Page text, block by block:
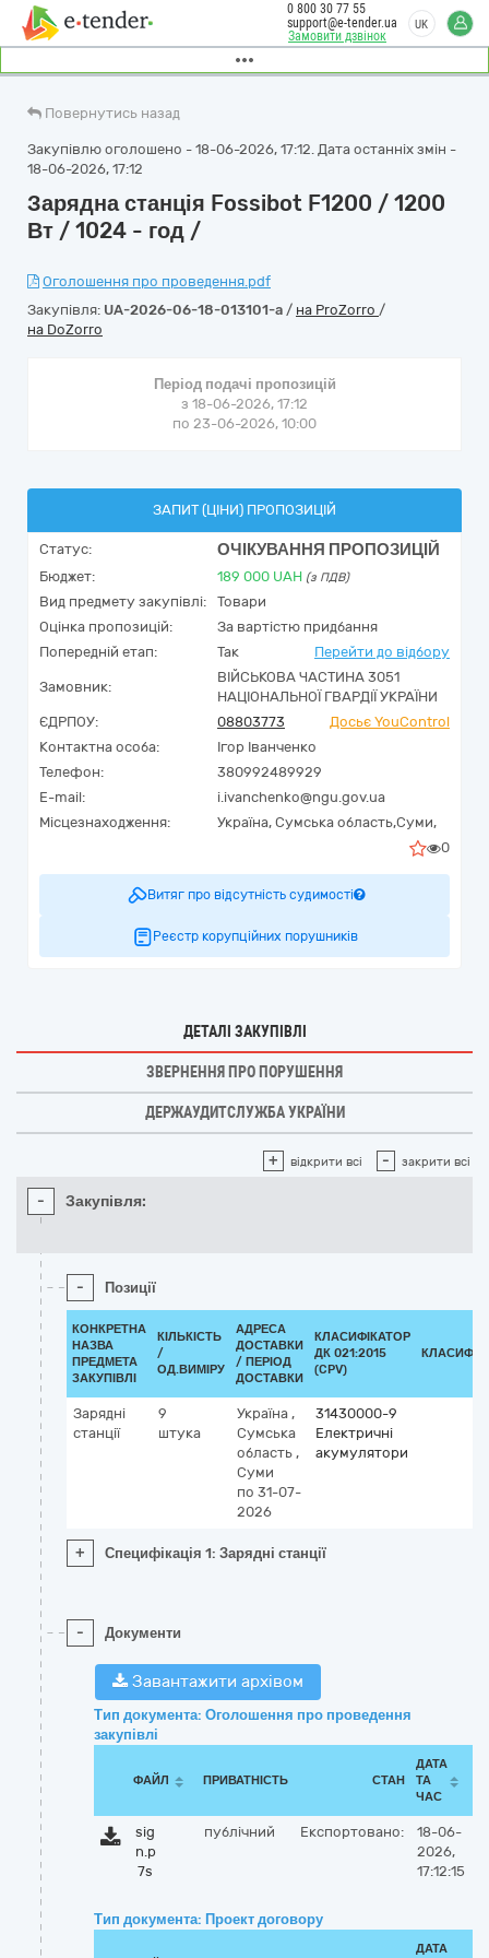
Замовити дзвінок
0 800 30 77 55
support@e-tender.ua
UK
Повернутись назад
Закупівлю оголошено - 18-06-2026, 17:12. Дата останніх змін -
18-06-2026, 17:12
Зарядна станція Fossibot F1200 / 1200
Вт / 1024 - год /
Оголошення про проведення.pdf
Закупівля: UA-2026-06-18-013101-a / на ProZorro /
на DoZorro
Період подачі пропозицій
з 18-06-2026, 17:12
по 23-06-2026, 10:00
ЗАПИТ (ЦІНИ) ПРОПОЗИЦІЙ
Статус: ОЧІКУВАННЯ ПРОПОЗИЦІЙ
Бюджет: 189 000 UAH (з ПДВ)
Вид предмету закупівлі:
Товари
Оцінка пропозицій:
За вартістю придбання
Попередній етап:
Так Перейти до відбору
Замовник:
ВІЙСЬКОВА ЧАСТИНА 3051
НАЦІОНАЛЬНОЇ ГВАРДІЇ УКРАЇНИ
ЄДРПОУ:
08803773
Досьє YouControl
Контактна особа:
Ігор Іванченко
Телефон:
380992489929
E-mail:
i.ivanchenko@ngu.gov.ua
Місцезнаходження:
Україна, Сумська область,Суми,
0
Витяг про відсутність судимості
Реєстр корупційних порушників
ДЕТАЛІ ЗАКУПІВЛІ
ЗВЕРНЕННЯ ПРО ПОРУШЕННЯ
ДЕРЖАУДИТСЛУЖБА УКРАЇНИ
+ відкрити всі - закрити всі
- Закупівля:
- Позиції
КОНКРЕТНА
НАЗВА
ПРЕДМЕТА
ЗАКУПІВЛІ
КІЛЬКІСТЬ
/
ОД.ВИМІРУ
АДРЕСА
ДОСТАВКИ
/ ПЕРІОД
ДОСТАВКИ
КЛАСИФІКАТОР
ДК 021:2015
(CPV)
Зарядні
станції
9
штука
Україна ,
Сумська
область ,
Суми
по 31-07-
2026
31430000-9
Електричні
акумулятори
+ Специфікація 1: Зарядні станції
- Документи
Завантажити архівом
Тип документа: Оголошення про проведення
закупівлі
ФАЙЛ ПРИВАТНІСТЬ СТАН
ДАТА
ТА
ЧАС
sig
n.p
7s
публічний Експортовано:
18-06-
2026,
17:12:15
Тип документа: Проект договору
ДАТА